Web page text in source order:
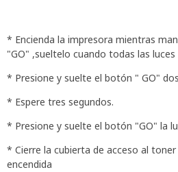
* Encienda la impresora mientras
"GO" ,sueltelo cuando todas las luces
* Presione y suelte el botón " GO"
* Espere tres segundos.
* Presione y suelte el botón "GO" la
* Cierre la cubierta de acceso al toner
encendida